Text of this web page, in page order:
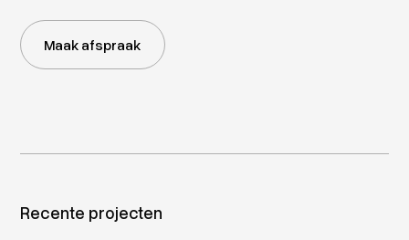
Maak afspraak
Recente projecten